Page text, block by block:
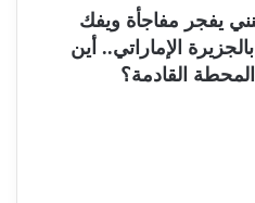
يفجر مفاجأة ويفك
الإماراتي.. أين
القادمة؟